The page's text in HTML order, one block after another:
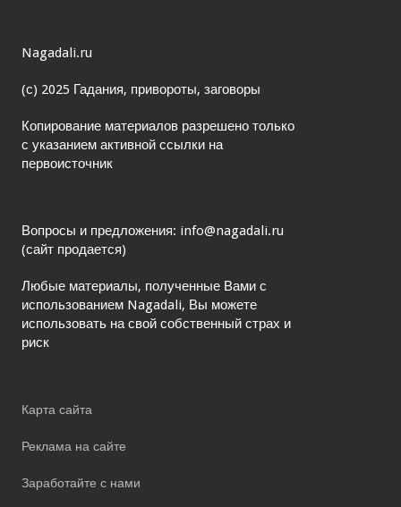
Nagadali.ru
(с) 2025 Гадания, привороты, заговоры
Копирование материалов разрешено только
с указанием активной ссылки на
первоисточник
Вопросы и предложения: info@nagadali.ru
(сайт продается)
Любые материалы, полученные Вами с
использованием Nagadali, Вы можете
использовать на свой собственный страх и
риск
Карта сайта
Реклама на сайте
Заработайте с нами